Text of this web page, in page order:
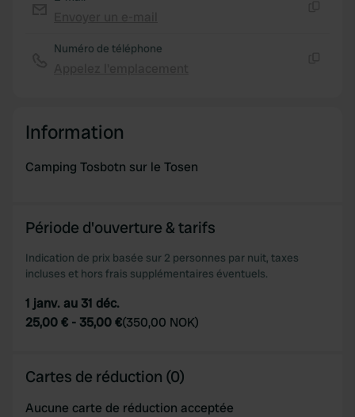
our social media, advertising and analytics partners who
Numéro de téléphone
Information
Camping Tosbotn sur le Tosen
Période d'ouverture & tarifs
Indication de prix basée sur 2 personnes par nuit, taxes
incluses et hors frais supplémentaires éventuels.
1 janv. au 31 déc.
25,00 € - 35,00 €(350,00 NOK)
Cartes de réduction (0)
Aucune carte de réduction acceptée